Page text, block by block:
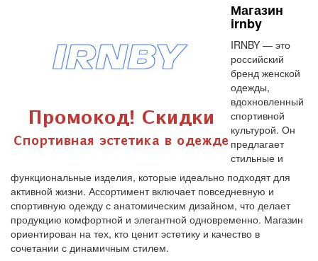
Магазин
irnby
IRNBY — это
российский
бренд женской
одежды,
вдохновленный
спортивной
культурой. Он
предлагает
стильные и
функциональные изделия, которые идеально подходят для
активной жизни. Ассортимент включает повседневную и
спортивную одежду с анатомическим дизайном, что делает
продукцию комфортной и элегантной одновременно. Магазин
ориентирован на тех, кто ценит эстетику и качество в
сочетании с динамичным стилем.